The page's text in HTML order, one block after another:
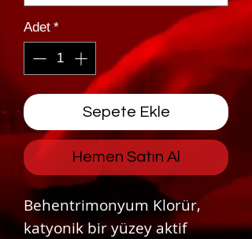
Adet *
Sepete Ekle
Hemen Satın Al
Behentrimonyum Klorür,
katyonik bir yüzey aktif